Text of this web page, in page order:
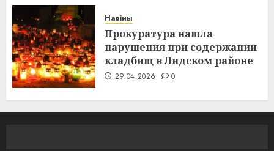
Навіны
Прокуратура нашла
нарушения при содержании
кладбищ в Лидском районе
29.04.2026 0